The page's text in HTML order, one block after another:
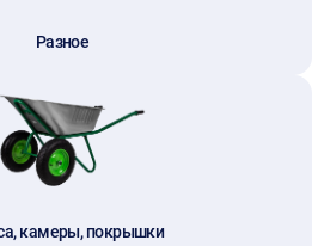
Разное
камеры, покрышки